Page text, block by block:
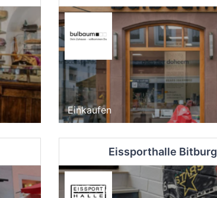
Einkaufen
Eissporthalle Bitburg